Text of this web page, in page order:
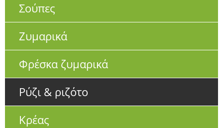
Σούπες
Ζυμαρικά
Φρέσκα ζυμαρικά
Ρύζι & ριζότο
Κρέας